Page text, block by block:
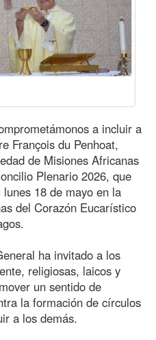
a incluir a
François du Penhoat,
de Misiones Africanas
Plenario 2026, que
18 de mayo en la
del Corazón Eucarístico
ha invitado a los
religiosas, laicos y
un sentido de
la formación de círculos
a los demás.